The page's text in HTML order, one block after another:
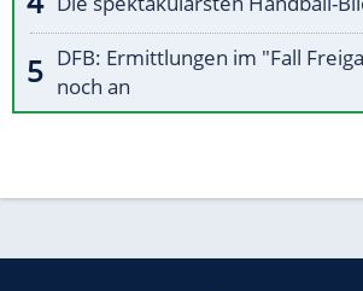
DFB: Ermittlungen im "Fall
noch an